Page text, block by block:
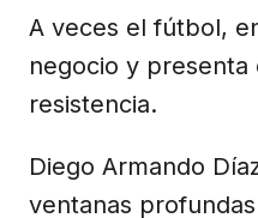
A veces el fútbol,
negocio y
resistencia.
Diego Armando
ventanas